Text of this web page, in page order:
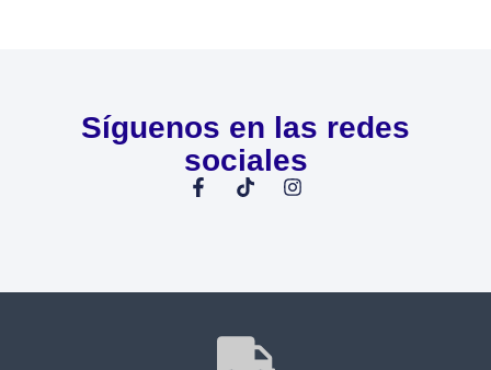
Síguenos en las redes
sociales